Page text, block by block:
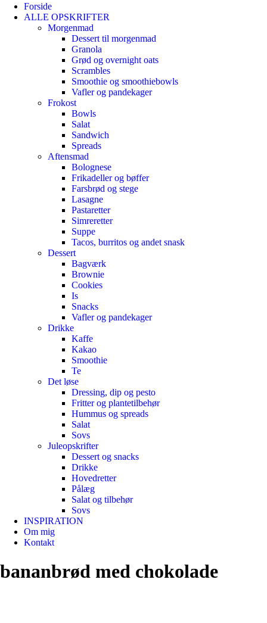
Forside
ALLE OPSKRIFTER
Morgenmad
Dessert til morgenmad
Granola
Grød og overnight oats
Scrambles
Smoothie og smoothiebowls
Vafler og pandekager
Frokost
Bowls
Salat
Sandwich
Spreads
Aftensmad
Bolognese
Frikadeller og bøffer
Farsbrød og stege
Lasagne
Pastaretter
Simreretter
Suppe
Tacos, burritos og andet snask
Dessert
Bagværk
Brownie
Cookies
Is
Snacks
Vafler og pandekager
Drikke
Kaffe
Kakao
Smoothie
Te
Det løse
Dressing, dip og pesto
Fritter og plantetilbehør
Hummus og spreads
Salat
Sovs
Juleopskrifter
Dessert og snacks
Drikke
Hovedretter
Pålæg
Salat og tilbehør
Sovs
INSPIRATION
Om mig
Kontakt
bananbrød med chokolade